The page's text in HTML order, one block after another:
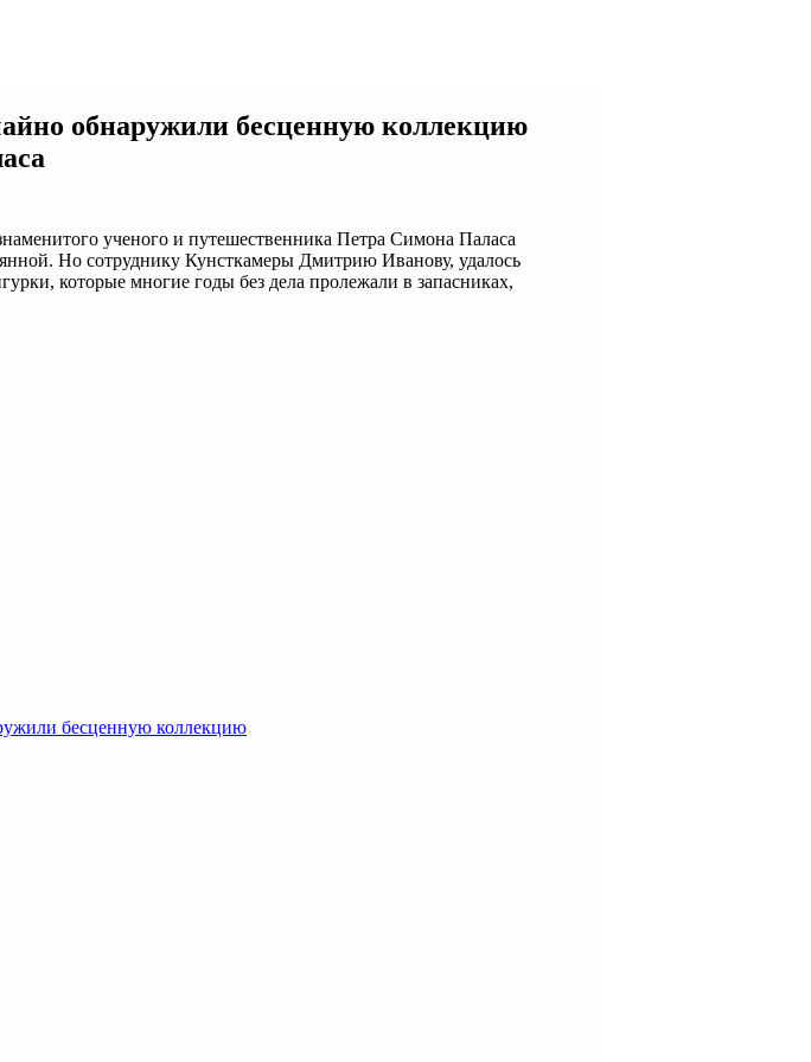
обнаружили бесценную коллекцию
ученого и путешественника Петра Симона Паласа
Но сотруднику Кунсткамеры Дмитрию Иванову, удалось
которые многие годы без дела пролежали в запасниках,
бесценную коллекцию